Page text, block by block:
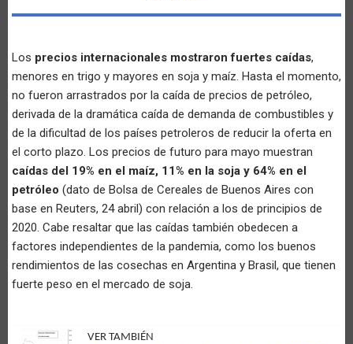
Los precios internacionales mostraron fuertes caídas,
menores en trigo y mayores en soja y maíz. Hasta el momento,
no fueron arrastrados por la caída de precios de petróleo,
derivada de la dramática caída de demanda de combustibles y
de la dificultad de los países petroleros de reducir la oferta en
el corto plazo. Los precios de futuro para mayo muestran
caídas del 19% en el maíz, 11% en la soja y 64% en el
petróleo (dato de Bolsa de Cereales de Buenos Aires con
base en Reuters, 24 abril) con relación a los de principios de
2020. Cabe resaltar que las caídas también obedecen a
factores independientes de la pandemia, como los buenos
rendimientos de las cosechas en Argentina y Brasil, que tienen
fuerte peso en el mercado de soja.
VER TAMBIÉN